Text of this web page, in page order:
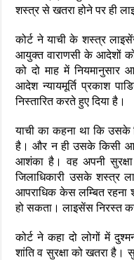
शस्त्र से खतरा होने पर ही
कोर्ट ने याची के शस्त्र
आयुक्त वाराणसी के आदेशों को
को दो माह में नियमानुसार
आदेश न्यायमूर्ति प्रकाश
निस्तारित करते हुए दिया है।
याची का कहना था कि
है। और न ही उसके किसी
आशंका है। वह अपनी
जिलाधिकारी उसके शस्त्र
आपराधिक केस लम्बित रहना
हो सकता। लाइसेंस निरस्त
कोर्ट ने कहा दो लोगों में
शांति व सुरक्षा को खतरा